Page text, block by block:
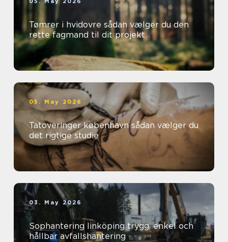
Tømrer i hvidovre sådan vælger du den
rette fagmand til dit projekt
05. May 2026
Tatoveringer københavn sådan vælger du
det rigtige studie
03. May 2026
Sophantering linköping trygg, enkel och
hållbar avfallshantering